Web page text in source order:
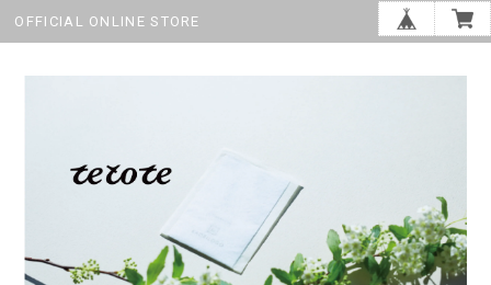
OFFICIAL ONLINE STORE